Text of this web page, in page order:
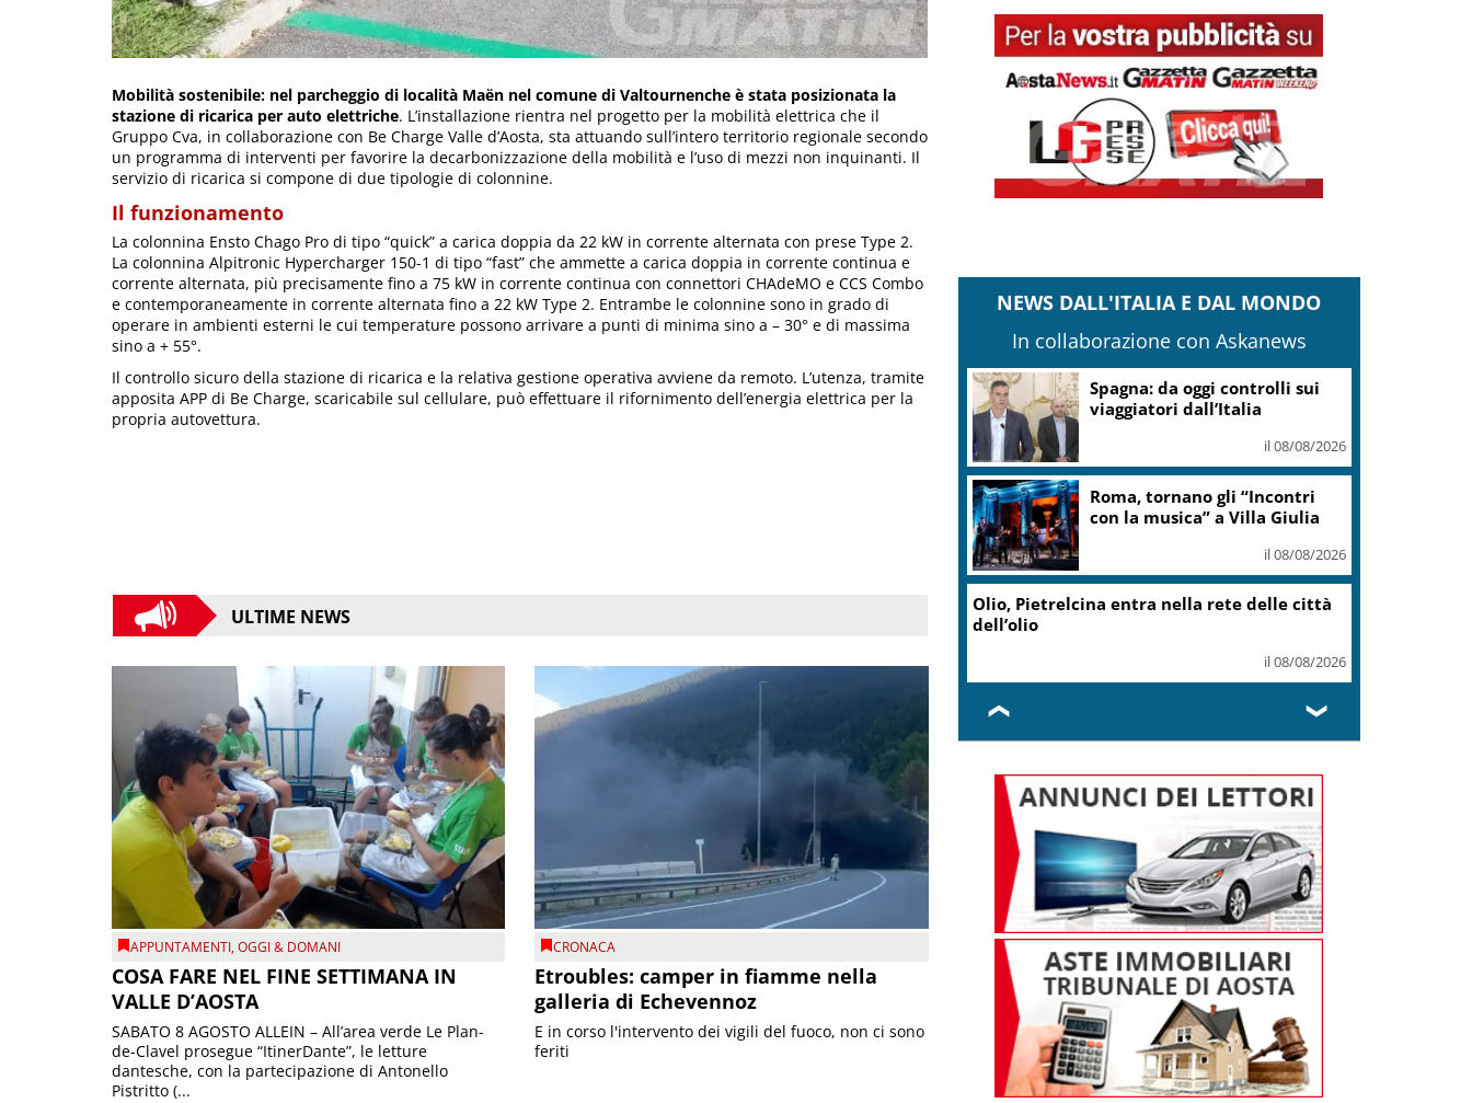
Mobilità sostenibile: nel parcheggio di località Maën nel comune di Valtournenche è stata posizionata la
stazione di ricarica per auto elettriche. L’installazione rientra nel progetto per la mobilità elettrica che il
Gruppo Cva, in collaborazione con Be Charge Valle d’Aosta, sta attuando sull’intero territorio regionale secondo
un programma di interventi per favorire la decarbonizzazione della mobilità e l’uso di mezzi non inquinanti. Il
servizio di ricarica si compone di due tipologie di colonnine.
Il funzionamento
La colonnina Ensto Chago Pro di tipo “quick” a carica doppia da 22 kW in corrente alternata con prese Type 2.
La colonnina Alpitronic Hypercharger 150-1 di tipo “fast” che ammette a carica doppia in corrente continua e
corrente alternata, più precisamente fino a 75 kW in corrente continua con connettori CHAdeMO e CCS Combo
e contemporaneamente in corrente alternata fino a 22 kW Type 2. Entrambe le colonnine sono in grado di
operare in ambienti esterni le cui temperature possono arrivare a punti di minima sino a – 30° e di massima
sino a + 55°.
Il controllo sicuro della stazione di ricarica e la relativa gestione operativa avviene da remoto. L’utenza, tramite
apposita APP di Be Charge, scaricabile sul cellulare, può effettuare il rifornimento dell’energia elettrica per la
propria autovettura.
ULTIME NEWS
APPUNTAMENTI,OGGI & DOMANI
COSA FARE NEL FINE SETTIMANA IN
VALLE D’AOSTA
SABATO 8 AGOSTO ALLEIN – All’area verde Le Plan-
de-Clavel prosegue “ItinerDante”, le letture
dantesche, con la partecipazione di Antonello
Pistritto (...
CRONACA
Etroubles: camper in fiamme nella
galleria di Echevennoz
E in corso l'intervento dei vigili del fuoco, non ci sono
feriti
NEWS DALL'ITALIA E DAL MONDO
In collaborazione con Askanews
Spagna: da oggi controlli sui
viaggiatori dall’Italia
il 08/08/2026
Roma, tornano gli “Incontri
con la musica” a Villa Giulia
il 08/08/2026
Olio, Pietrelcina entra nella rete delle città
dell’olio
il 08/08/2026
❮ ❯